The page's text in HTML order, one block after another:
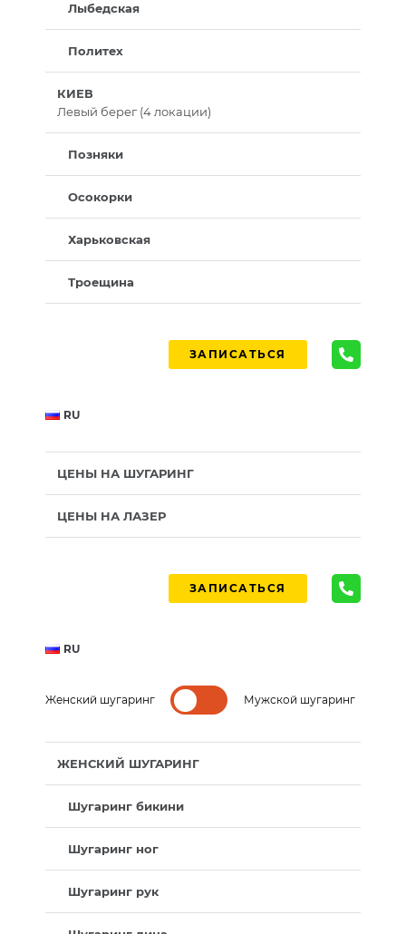
Лыбедская
Политех
КИЕВ
Левый берег (4 локации)
Позняки
Осокорки
Харьковская
Троещина
ЗАПИСАТЬСЯ
RU
ЦЕНЫ НА ШУГАРИНГ
ЦЕНЫ НА ЛАЗЕР
ЗАПИСАТЬСЯ
RU
Женский шугаринг Мужской шугаринг
ЖЕНСКИЙ ШУГАРИНГ
Шугаринг бикини
Шугаринг ног
Шугаринг рук